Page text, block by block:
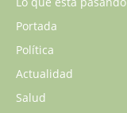
Portada
Política
Actualidad
Salud